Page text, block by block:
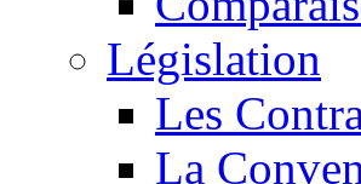
Législation
Les
La